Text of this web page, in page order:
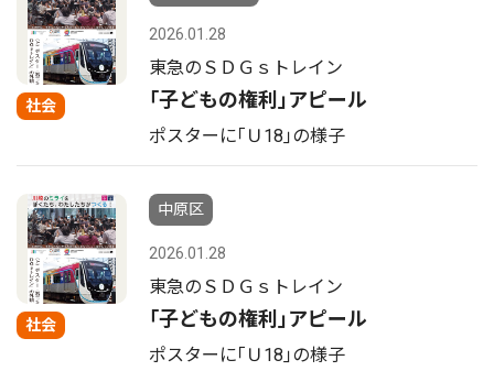
社会
2026.01.28
東急のＳＤＧｓトレイン
｢子どもの権利｣アピール
ポスターに｢Ｕ18｣の様子
社会
中原区
2026.01.28
東急のＳＤＧｓトレイン
｢子どもの権利｣アピール
ポスターに｢Ｕ18｣の様子